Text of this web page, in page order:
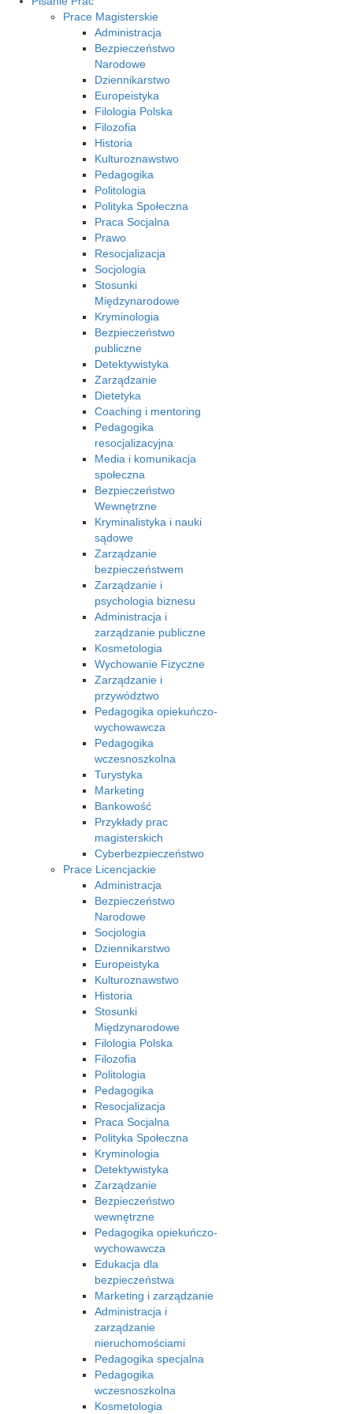
Prace Magisterskie
Administracja
Bezpieczeństwo
Narodowe
Dziennikarstwo
Europeistyka
Filologia Polska
Filozofia
Historia
Kulturoznawstwo
Pedagogika
Politologia
Polityka Społeczna
Praca Socjalna
Prawo
Resocjalizacja
Socjologia
Stosunki
Międzynarodowe
Kryminologia
Bezpieczeństwo
publiczne
Detektywistyka
Zarządzanie
Dietetyka
Coaching i mentoring
Pedagogika
resocjalizacyjna
Media i komunikacja
społeczna
Bezpieczeństwo
Wewnętrzne
Kryminalistyka i nauki
sądowe
Zarządzanie
bezpieczeństwem
Zarządzanie i
psychologia biznesu
Administracja i
zarządzanie publiczne
Kosmetologia
Wychowanie Fizyczne
Zarządzanie i
przywództwo
Pedagogika opiekuńczo-
wychowawcza
Pedagogika
wczesnoszkolna
Turystyka
Marketing
Bankowość
Przykłady prac
magisterskich
Cyberbezpieczeństwo
Prace Licencjackie
Administracja
Bezpieczeństwo
Narodowe
Socjologia
Dziennikarstwo
Europeistyka
Kulturoznawstwo
Historia
Stosunki
Międzynarodowe
Filologia Polska
Filozofia
Politologia
Pedagogika
Resocjalizacja
Praca Socjalna
Polityka Społeczna
Kryminologia
Detektywistyka
Zarządzanie
Bezpieczeństwo
wewnętrzne
Pedagogika opiekuńczo-
wychowawcza
Edukacja dla
bezpieczeństwa
Marketing i zarządzanie
Administracja i
zarządzanie
nieruchomościami
Pedagogika specjalna
Pedagogika
wczesnoszkolna
Kosmetologia